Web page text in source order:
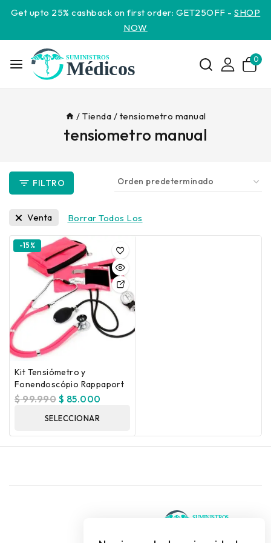
Get upto 25% cashback on first order: GET25OFF -SHOP
NOW
0
/ Tienda / tensiometro manual
tensiometro manual
FILTRO
Venta Borrar Todos Los
-15%
Kit Tensiómetro y
Fonendoscópio Rappaport
$99.990 $ 85.000
SELECCIONAR
OPCIONES